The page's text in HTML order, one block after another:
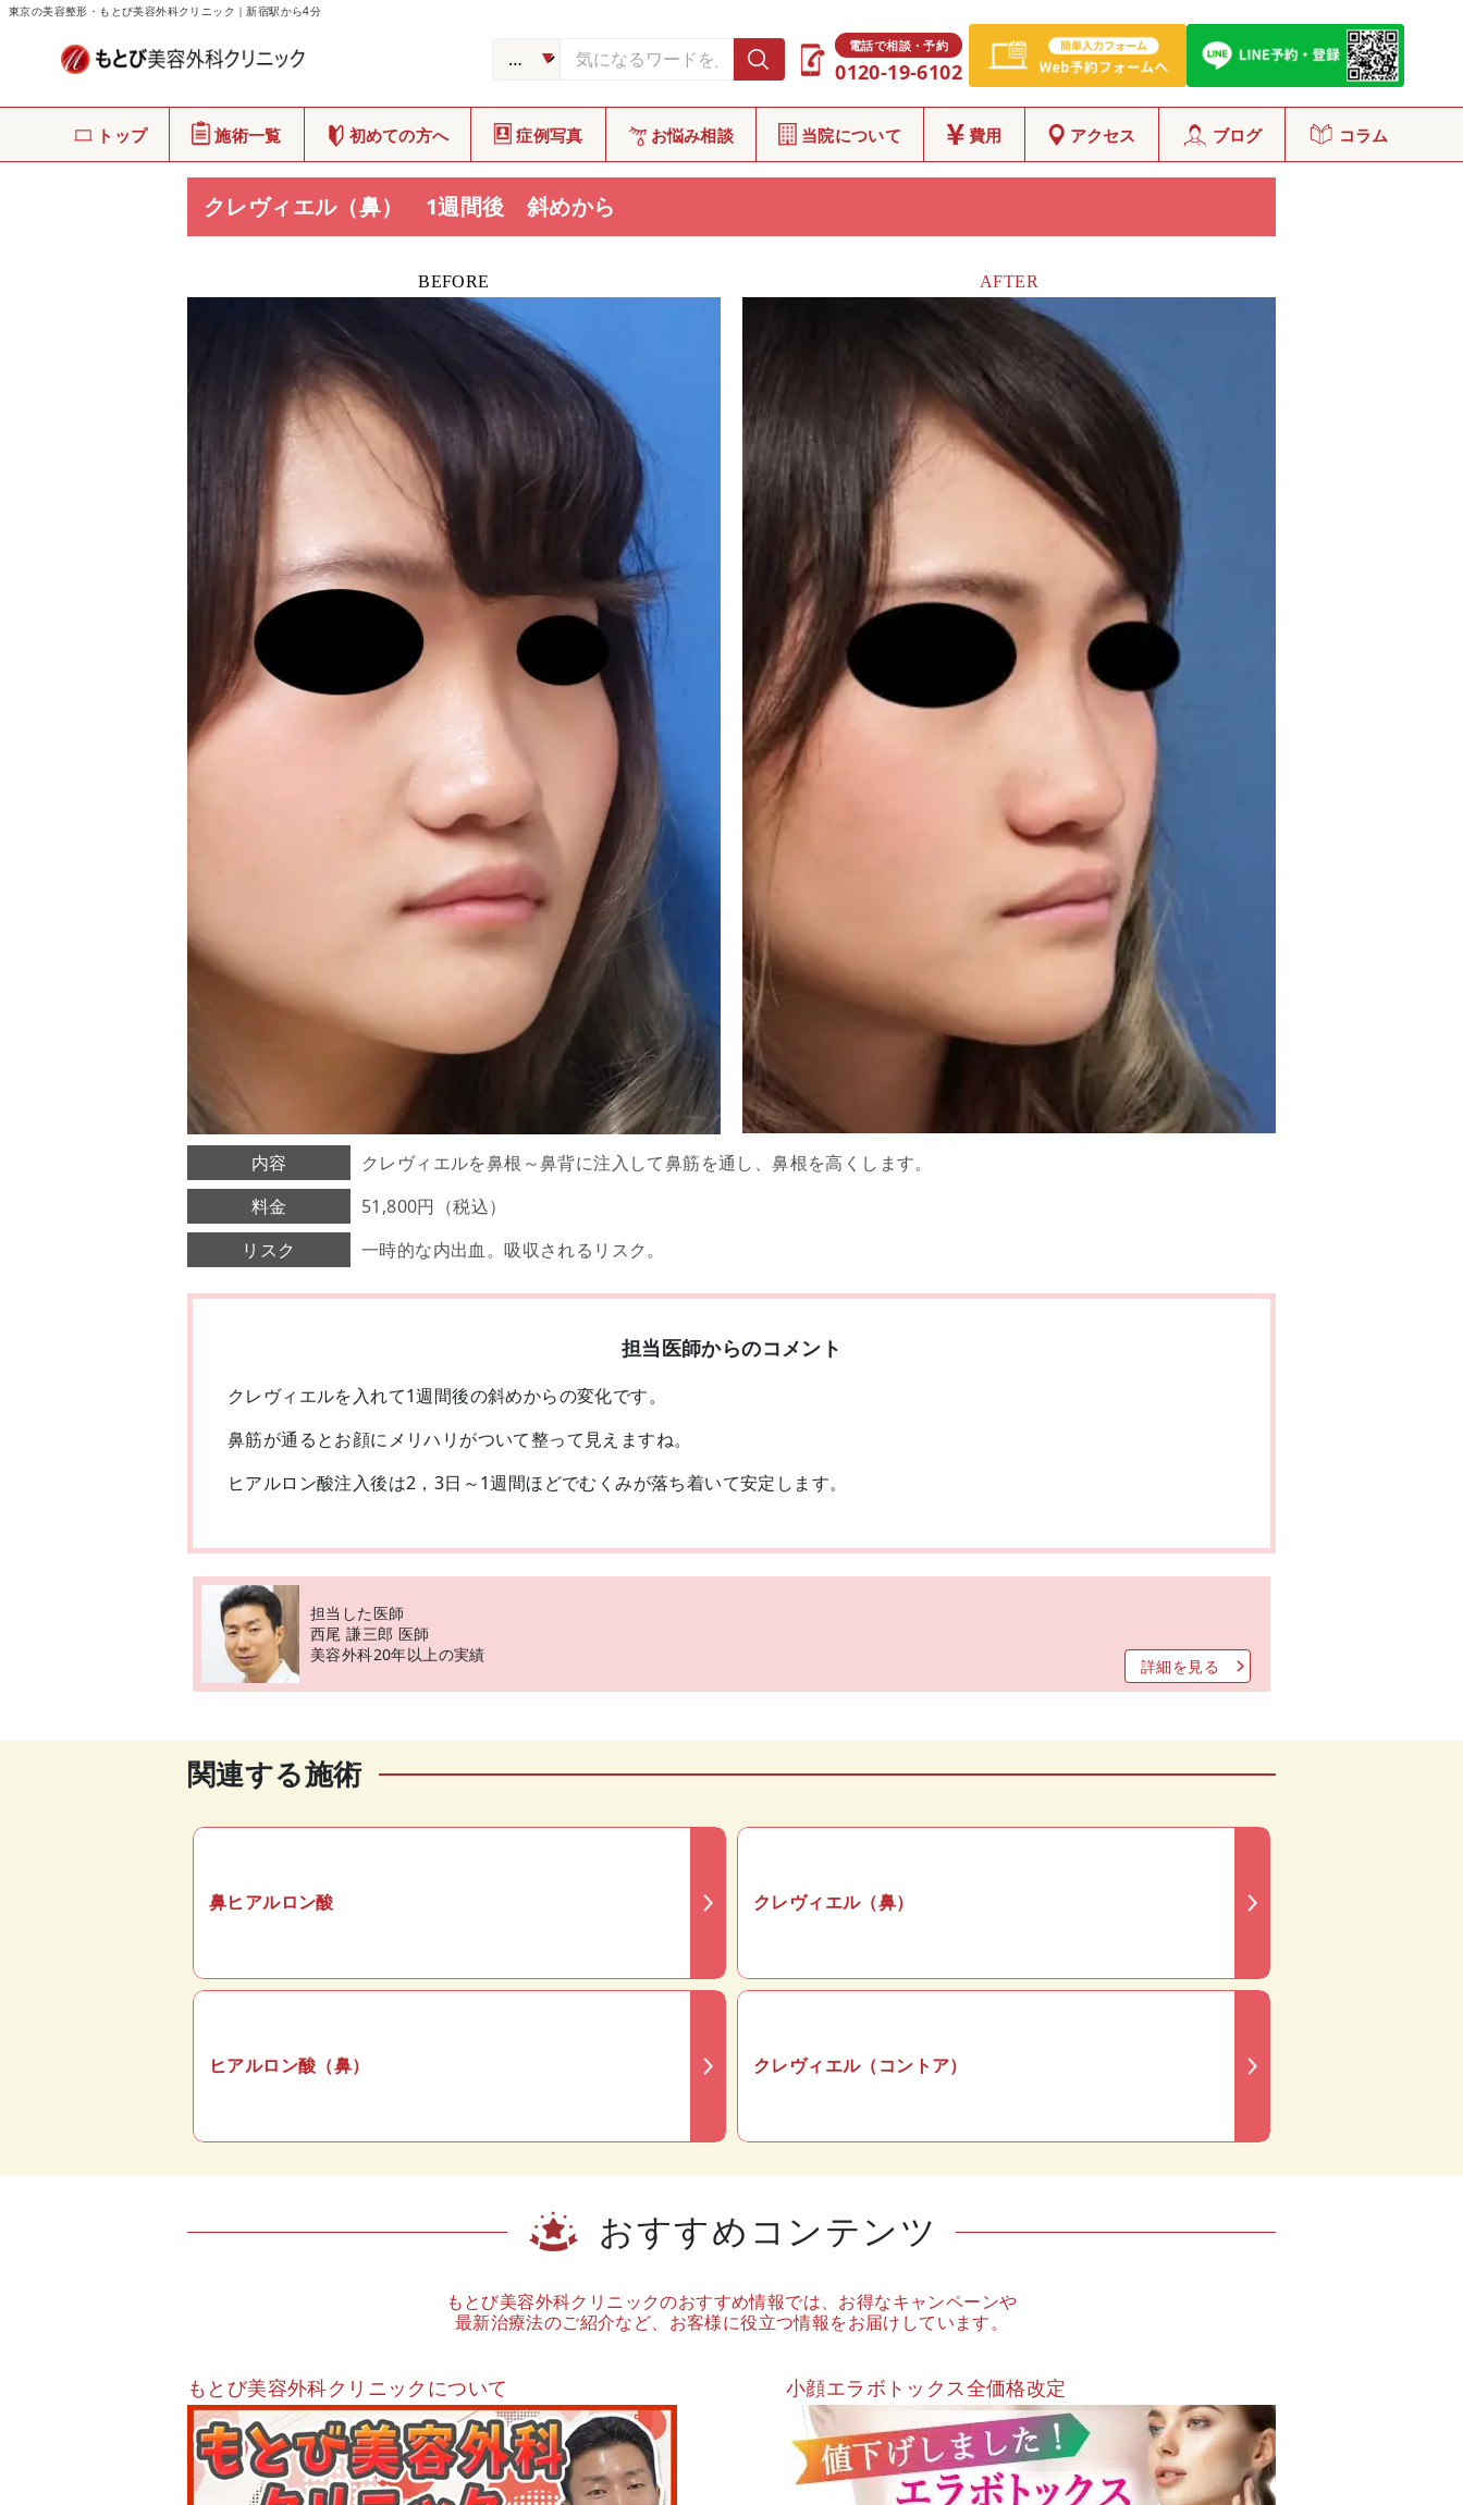
東京の美容整形・もとび美容外科クリニック｜新宿駅から4分
電話で相談・予約
0120-19-6102
トップ 施術一覧 初めての方へ 症例写真 お悩み相談 当院について 費用 アクセス ブログ コラム
もとび美容外科クリニック
クレヴィエル（鼻） 1週間後 斜めから
BEFORE AFTER
内容
クレヴィエルを鼻根～鼻背に注入して鼻筋を通し、鼻根を高くします。
料金
51,800円（税込）
リスク
一時的な内出血。吸収されるリスク。
担当医師からのコメント
クレヴィエルを入れて1週間後の斜めからの変化です。
鼻筋が通るとお顔にメリハリがついて整って見えますね。
ヒアルロン酸注入後は2，3日～1週間ほどでむくみが落ち着いて安定します。
担当した医師
西尾 謙三郎 医師
美容外科20年以上の実績
詳細を見る
関連する施術
鼻ヒアルロン酸 クレヴィエル（鼻）
ヒアルロン酸（鼻） クレヴィエル（コントア）
おすすめコンテンツ
もとび美容外科クリニックのおすすめ情報では、お得なキャンペーンや
最新治療法のご紹介など、お客様に役立つ情報をお届けしています。
もとび美容外科クリニックについて 小顔エラボトックス全価格改定